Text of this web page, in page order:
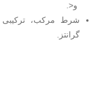
و<.
شرط مرکب، ترکیبی
گرانتز.